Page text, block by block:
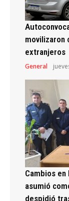
movilizaron
extranjeros
General
Cambios
asumió
despidió